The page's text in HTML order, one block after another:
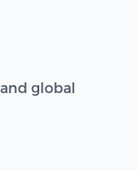
global